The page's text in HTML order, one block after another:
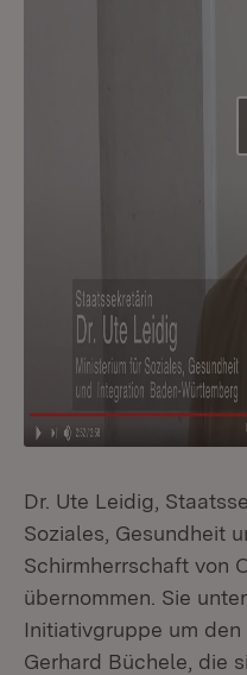
Dr. Ute Leidig,
Soziales, Gesundheit
Schirmherrschaft von
übernommen. Sie
Initiativgruppe um
Gerhard Büchele, die